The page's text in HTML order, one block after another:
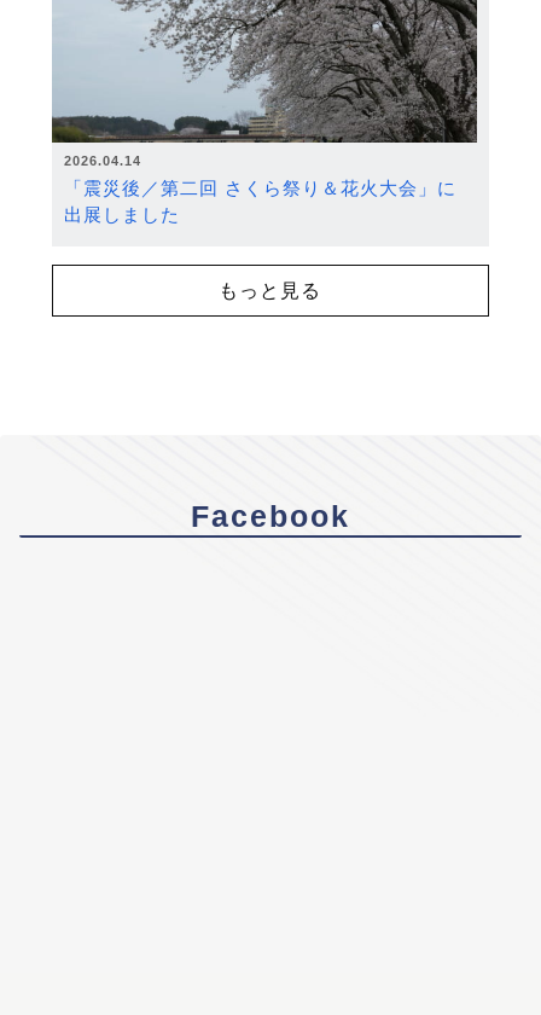
2026.04.14
「震災後／第二回 さくら祭り＆花火大会」に
出展しました
もっと見る
Facebook